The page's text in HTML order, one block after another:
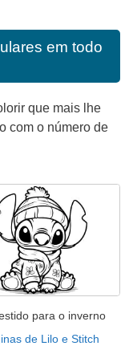
em todo
que mais lhe
com o número de
para o inverno
de Lilo e Stitch